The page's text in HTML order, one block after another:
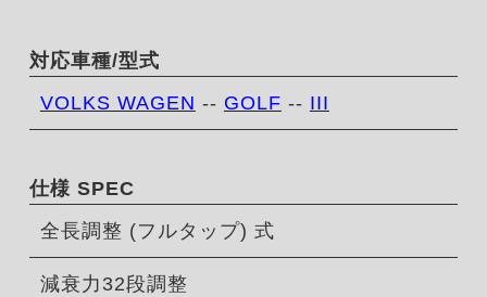
対応車種/型式
VOLKS WAGEN -- GOLF -- III
仕様 SPEC
全長調整 (フルタップ) 式
減衰力32段調整